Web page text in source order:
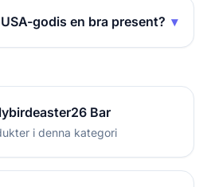
godis en bra present? ▾
Bar
i denna kategori